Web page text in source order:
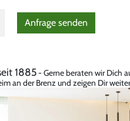
Anfrag​e senden
1885- Gerne beraten wir Dich
an der Brenz und zeigen Dir